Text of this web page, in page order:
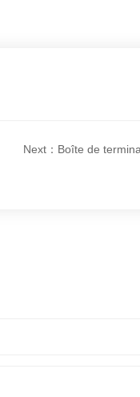
Next：Boîte de